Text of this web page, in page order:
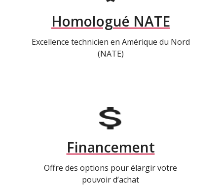
Homologué NATE
Excellence technicien en Amérique du Nord
(NATE)
Financement
Offre des options pour élargir votre
pouvoir d’achat